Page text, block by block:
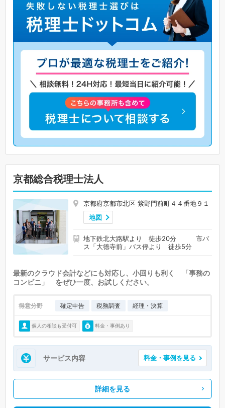
京都総合税理士法人
京都府京都市北区 紫野門前町４４番地９１
地図
地下鉄北大路駅より 徒歩20分 市バ
ス「大徳寺前」バス停より 徒歩5分
最新のクラウド会計などにも対応し、小回りも利く 「事務の
コンビニ」 をぜひ一度、お試しください。
得意分野 確定申告 税務調査 経理・決算
個人の相談も受付可 料金・事例あり
サービス内容 料金・事例を見る
詳細を見る